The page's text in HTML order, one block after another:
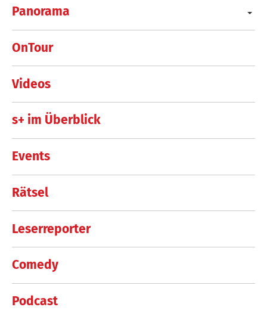
Panorama
OnTour
Videos
s+ im Überblick
Events
Rätsel
Leserreporter
Comedy
Podcast